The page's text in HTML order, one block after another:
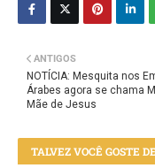
ANTIGOS
NOTÍCIA: Mesquita nos
Árabes agora se chama
Mãe de Jesus
TALVEZ VOCÊ GOSTE